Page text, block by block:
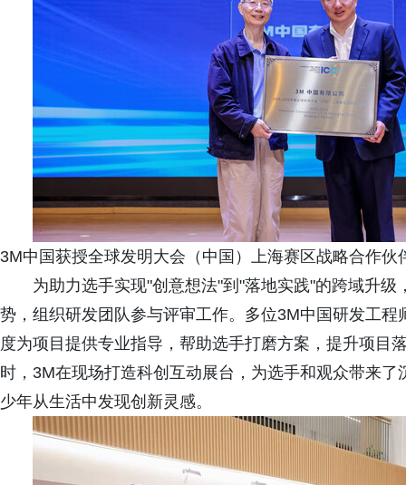
3M中国获授全球发明大会（中国）上海赛区战略合作伙
为助力选手实现"创意想法"到"落地实践"的跨域升
势，组织研发团队参与评审工作。多位3M中国研发工
度为项目提供专业指导，帮助选手打磨方案，提升项目
时，3M在现场打造科创互动展台，为选手和观众带来
少年从生活中发现创新灵感。